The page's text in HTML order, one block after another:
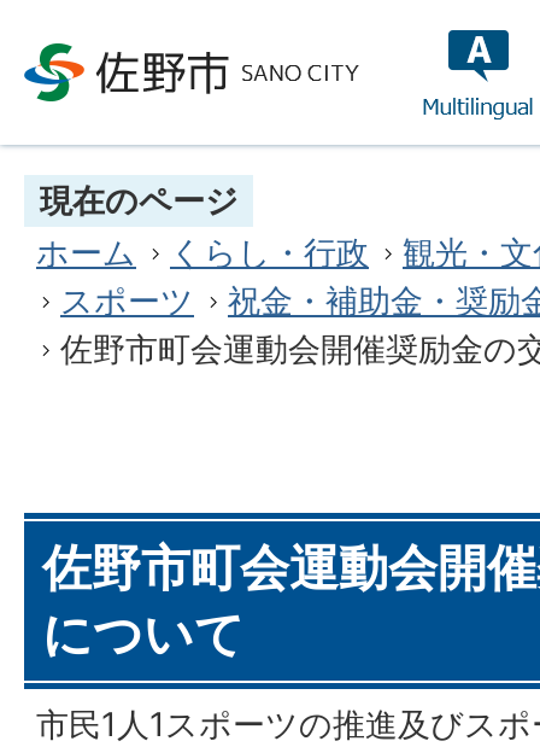
現在のページ
ホーム
くらし・行政
観光・
スポーツ
祝金・補助金・奨励
佐野市町会運動会開催奨励金の
佐野市町会運動会開
について
市民1人1スポーツの推進及びス